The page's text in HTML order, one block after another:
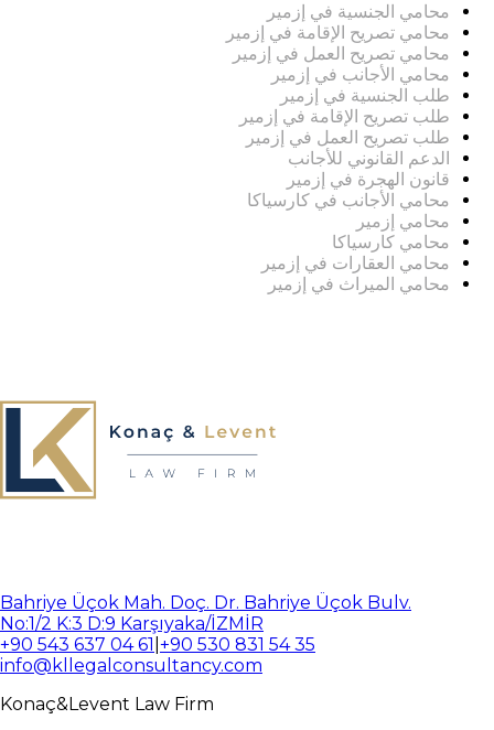
محامي الجنسية في إزمير
محامي تصريح الإقامة في إزمير
محامي تصريح العمل في إزمير
محامي الأجانب في إزمير
طلب الجنسية في إزمير
طلب تصريح الإقامة في إزمير
طلب تصريح العمل في إزمير
الدعم القانوني للأجانب
قانون الهجرة في إزمير
محامي الأجانب في كارسياكا
محامي إزمير
محامي كارسياكا
محامي العقارات في إزمير
محامي الميراث في إزمير
Bahriye Üçok Mah. Doç. Dr. Bahriye Üçok Bulv.
No:1/2 K:3 D:9 Karşıyaka/İZMİR
+90 543 637 04 61 +90 530 831 54 35
info@kllegalconsultancy.com
Konaç&Levent Law Firm